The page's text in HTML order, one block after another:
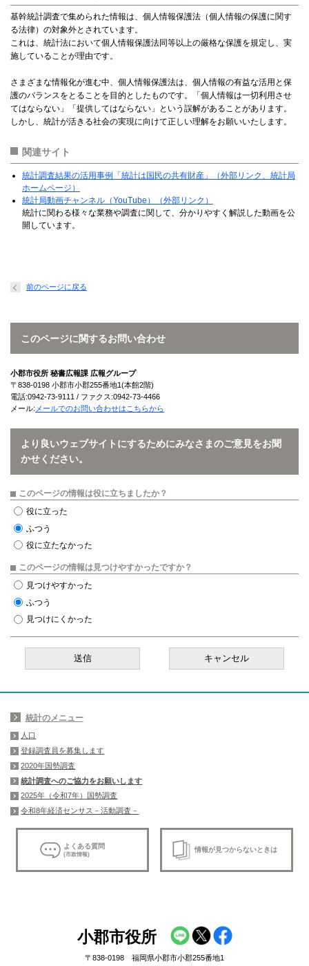
基幹統計調査で集められた情報は、個人情報保護法（個人情報の保護に関す
る法律）の対象外とされています。
これは、統計法において個人情報保護法同等以上の厳格な保護を規定し、実
施していることが理由です。
さまざまな情報化が進む中、個人情報保護法は、個人情報の有益な活用と保
護のバランスをとることを目的としたものです。「個人情報は一切利用させ
てはならない」「提供してはならない」という誤解があることがあります。
しかし、統計が活きる社会の実現に向けて正しい理解をお願いいたします。
関連サイト
統計調査結果の活用事例「統計は国民の共有財産」（外部リンク、統計局
ホームページ）
統計局動画チャンネル（YouTube）（外部リンク）
統計に関わる様々な業務や調査に関して、分かりやすく解説した動画を公
開しています。
前のページに戻る
このページに関するお問い合わせ
小郡市役所 秘書広報課 広報グループ
〒838-0198 小郡市小郡255番地1(本館2階)
電話:0942-73-9111 / ファクス:0942-73-4466
メール: メールでのお問い合わせはこちらから
より良いウェブサイトにするためにみなさまのご意見をお聞
かせください。
このページの情報は役に立ちましたか？
役に立った
ふつう
役に立たなかった
このページの情報は見つけやすかったですか？
見つけやすかった
ふつう
見つけにくかった
統計のメニュー
人口
登録調査員を募集します
2020年国勢調査
統計調査へのご協力をお願いします
2025年（令和7年）国勢調査
令和8年経済センサス－活動調査－
よくある質問
(市政情報)
情報が見つからないときは
小郡市役所
〒838-0198 福岡県小郡市小郡255番地1